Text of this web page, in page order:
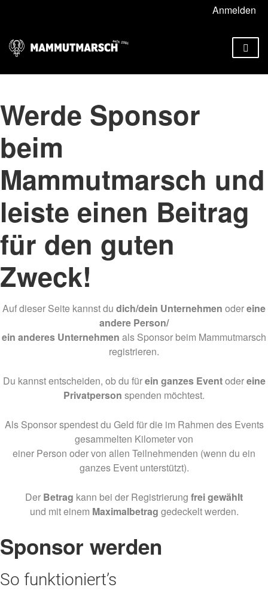
Anmelden
Werde Sponsor
beim
Mammutmarsch und
leiste einen Beitrag
für den guten
Zweck!
Auf dieser Seite kannst du dich/dein Unternehmen odereine
andere Person/
ein anderes Unternehmen als Sponsor beim Mammutmarsch
registrieren.
Du kannst entscheiden, ob du fürein ganzes Eventodereine
Privatperson spenden möchtest.
Als Sponsor spendest du Geld für die im Rahmen des Events
gesammelten Kilometer von
einer Person oder von allen Teilnehmenden (wenn du ein
ganzes Event unterstützt).
Der Betrag kann bei der Registrierung frei gewählt
und mit einem Maximalbetrag gedeckelt werden.
Sponsor werden
So funktioniert’s